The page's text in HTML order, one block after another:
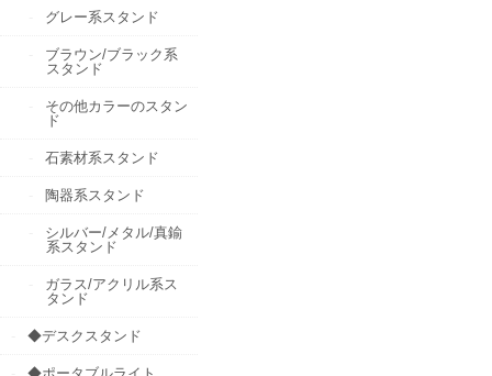
グレー系スタンド
ブラウン/ブラック系
スタンド
その他カラーのスタン
ド
石素材系スタンド
陶器系スタンド
シルバー/メタル/真鍮
系スタンド
ガラス/アクリル系ス
タンド
◆デスクスタンド